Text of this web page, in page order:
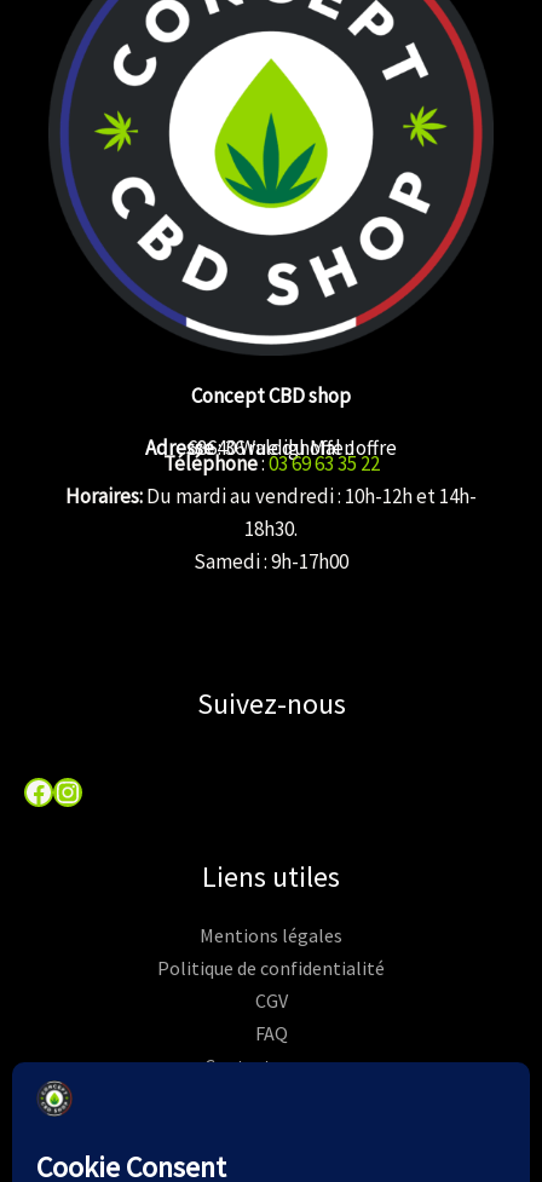
Concept CBD shop
Adresse: 36 rue du Mal Joffre
68640 Waldighoffen
Téléphone:03 69 63 35 22
Horaires:Du mardi au vendredi : 10h-12h et 14h-
18h30.
Samedi : 9h-17h00
Suivez-nous
Facebook
Instagram
Liens utiles
Mentions légales
Politique de confidentialité
CGV
FAQ
Contactez-nous